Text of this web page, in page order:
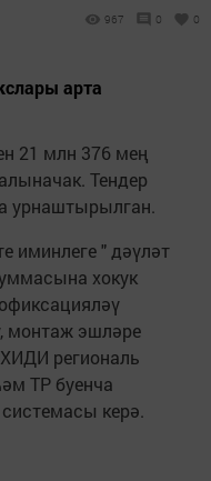
967 0 0
арта
21 млн 376 мең
Тендер
урнаштырылган.
иминлеге " дәүләт
хокук
монтаж эшләре
региональ
ТР буенча
керә.